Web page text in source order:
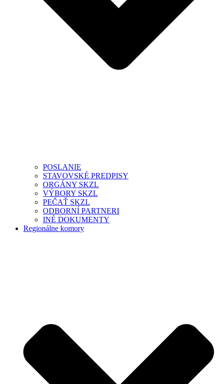
POSLANIE
STAVOVSKÉ PREDPISY
ORGÁNY SKZL
VÝBORY SKZL
PEČAŤ SKZL
ODBORNÍ PARTNERI
INÉ DOKUMENTY
Regionálne komory